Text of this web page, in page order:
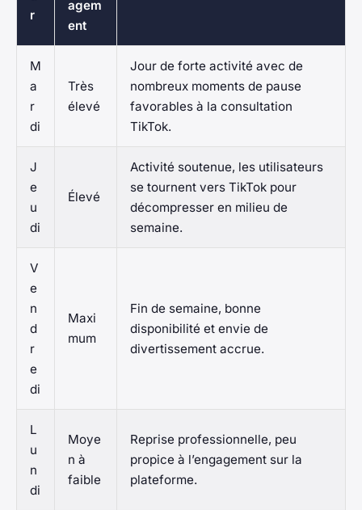
r
agem
ent
M
a
r
di
Très
élevé
Jour de forte activité avec de
nombreux moments de pause
favorables à la consultation
TikTok.
J
e
u
di
Élevé
Activité soutenue, les utilisateurs
se tournent vers TikTok pour
décompresser en milieu de
semaine.
V
e
n
d
r
e
di
Maxi
mum
Fin de semaine, bonne
disponibilité et envie de
divertissement accrue.
L
u
n
di
Moye
n à
faible
Reprise professionnelle, peu
propice à l’engagement sur la
plateforme.